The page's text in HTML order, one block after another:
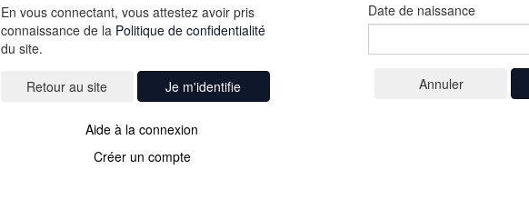
En vous connectant, vous attestez avoir pris
connaissance de la Politique de confidentialité
du site.
Je m'identifie
Aide à la connexion
Créer un compte
Date de naissance